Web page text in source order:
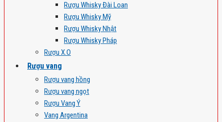
Rượu Whisky Đài Loan
Rượu Whisky Mỹ
Rượu Whisky Nhật
Rượu Whisky Pháp
Rượu X.O
Rượu vang
Rượu vang hồng
Rượu vang ngọt
Rượu Vang Ý
Vang Argentina